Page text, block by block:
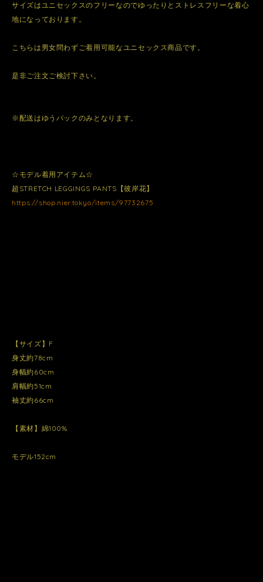
サイズはユニセックスのフリーなのでゆったりとストレスフリーな着心
地になっております。
こちらは男女問わずご着用可能なユニセックス商品です。
是非ご注文ご検討下さい。
※配送はゆうパックのみとなります。
☆モデル着用アイテム☆
超STRETCH LEGGINGS PANTS【彼岸花】
https://shop.nier.tokyo/items/97732675
【サイズ】F
身丈約78cm
身幅約60cm
肩幅約51cm
袖丈約66cm
【素材】綿100%
モデル152cm